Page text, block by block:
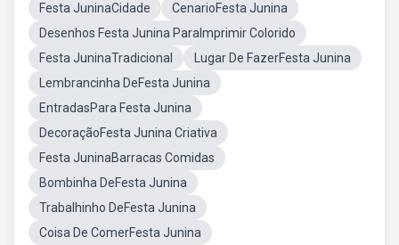
Festa JuninaCidade
CenarioFesta Junina
Desenhos Festa Junina ParaImprimir Colorido
Festa JuninaTradicional
Lugar De FazerFesta Junina
Lembrancinha DeFesta Junina
EntradasPara Festa Junina
DecoraçãoFesta Junina Criativa
Festa JuninaBarracas Comidas
Bombinha DeFesta Junina
Trabalhinho DeFesta Junina
Coisa De ComerFesta Junina